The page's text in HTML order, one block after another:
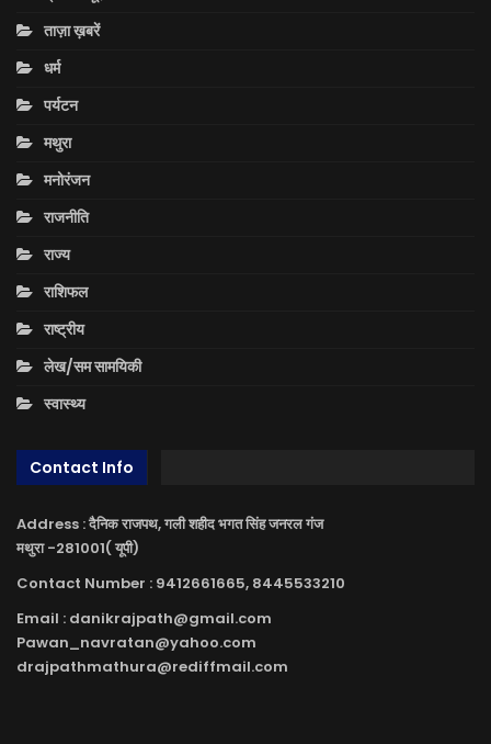
ताज़ा ख़बरें
धर्म
पर्यटन
मथुरा
मनोरंजन
राजनीति
राज्य
राशिफल
राष्ट्रीय
लेख/सम सामयिकी
स्वास्थ्य
Contact Info
Address : दैनिक राजपथ, गली शहीद भगत सिंह जनरल गंज
मथुरा -281001( यूपी)
Contact Number : 9412661665, 8445533210
Email : danikrajpath@gmail.com
Pawan_navratan@yahoo.com
drajpathmathura@rediffmail.com